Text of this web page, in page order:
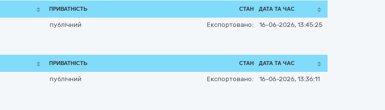
ПРИВАТНІСТЬ СТАН ДАТА ТА ЧАС
публічний Експортовано: 16-06-2026, 13:45:25
ПРИВАТНІСТЬ СТАН ДАТА ТА ЧАС
публічний Експортовано: 16-06-2026, 13:36:11